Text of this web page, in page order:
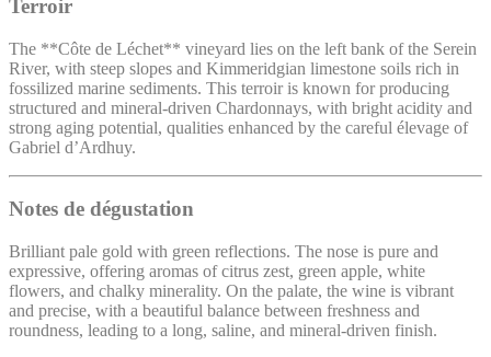
Terroir
The **Côte de Léchet** vineyard lies on the left bank of the Serein
River, with steep slopes and Kimmeridgian limestone soils rich in
fossilized marine sediments. This terroir is known for producing
structured and mineral-driven Chardonnays, with bright acidity and
strong aging potential, qualities enhanced by the careful élevage of
Gabriel d’Ardhuy.
Notes de dégustation
Brilliant pale gold with green reflections. The nose is pure and
expressive, offering aromas of citrus zest, green apple, white
flowers, and chalky minerality. On the palate, the wine is vibrant
and precise, with a beautiful balance between freshness and
roundness, leading to a long, saline, and mineral-driven finish.